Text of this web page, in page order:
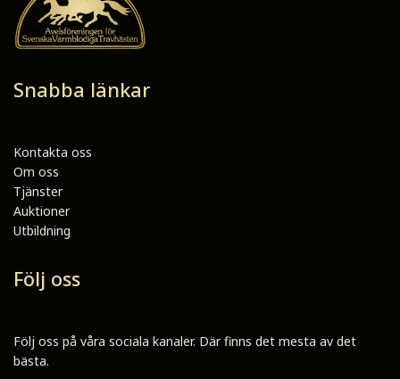
Snabba länkar
Kontakta oss
Om oss
Tjänster
Auktioner
Utbildning
Följ oss
Följ oss på våra sociala kanaler. Där finns det mesta av det
bästa.